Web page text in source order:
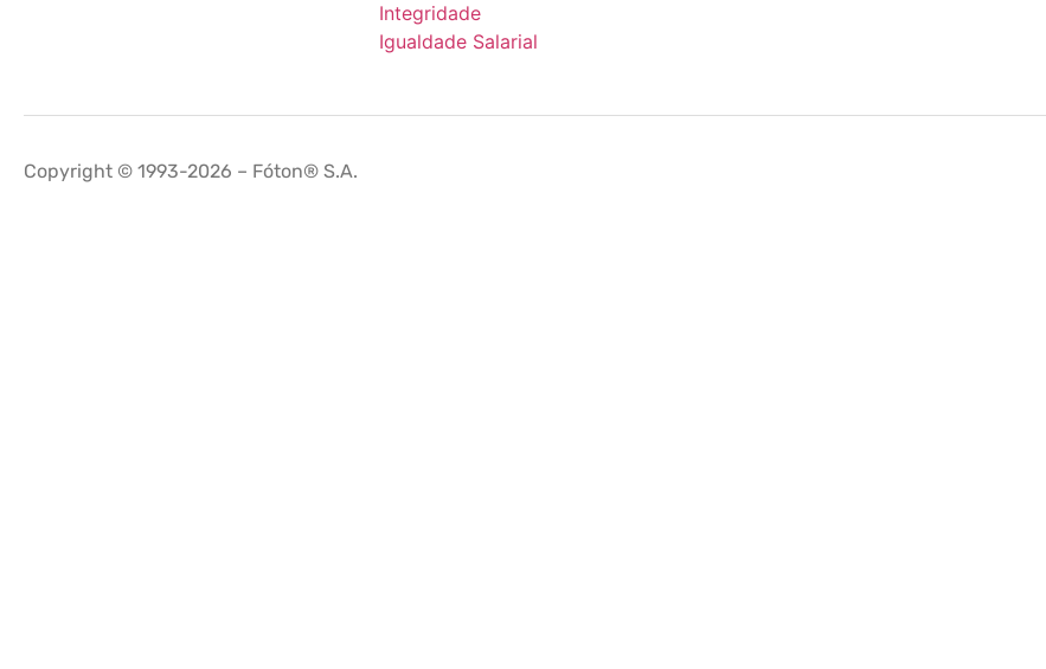
Integridade
Igualdade Salarial
Copyright © 1993-2026 – Fóton® S.A.